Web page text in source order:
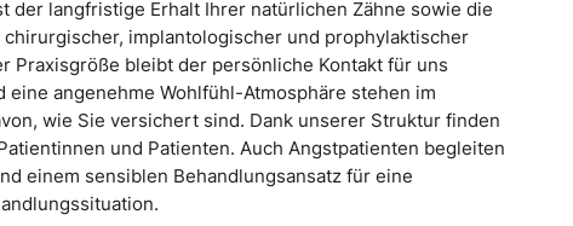
der langfristige Erhalt Ihrer natürlichen Zähne sowie die
implantologischer und prophylaktischer
Praxisgröße bleibt der persönliche Kontakt für uns
eine angenehme Wohlfühl-Atmosphäre stehen im
wie Sie versichert sind. Dank unserer Struktur finden
und Patienten. Auch Angstpatienten begleiten
einem sensiblen Behandlungsansatz für eine